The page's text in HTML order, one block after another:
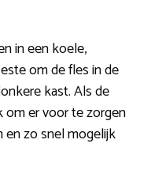
in een koele,
om de fles in de
kast. Als de
om er voor te zorgen
zo snel mogelijk